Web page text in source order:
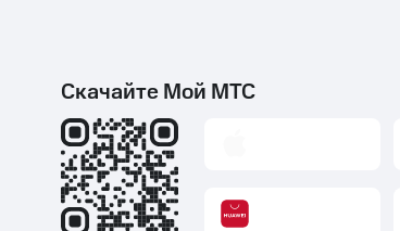
Скачайте Мой МТС